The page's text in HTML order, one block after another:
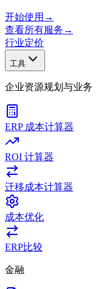
开始使用 →
查看所有服务 →
行业定价
工具
企业资源规划与业务
ERP 成本计算器
ROI 计算器
迁移成本计算器
成本优化
ERP比较
金融